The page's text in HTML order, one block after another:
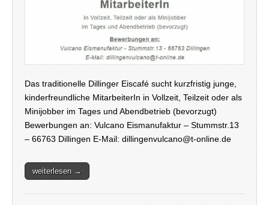
Das traditionelle Dillinger Eiscafé sucht kurzfristig junge,
kinderfreundliche MitarbeiterIn in Vollzeit, Teilzeit oder als
Minijobber im Tages und Abendbetrieb (bevorzugt)
Bewerbungen an: Vulcano Eismanufaktur – Stummstr.13
– 66763 Dillingen E-Mail: dillingenvulcano@t-online.de
weiterlesen →